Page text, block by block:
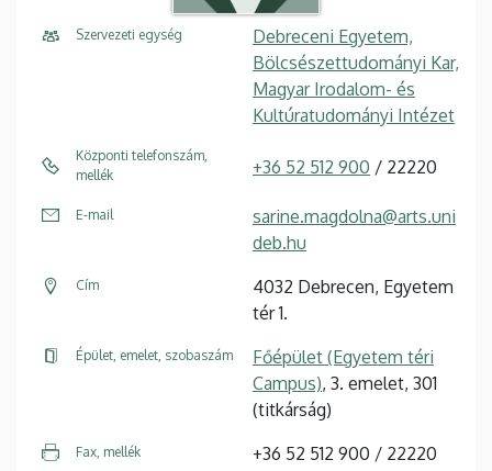
Szervezeti egység
Debreceni Egyetem,
Bölcsészettudományi Kar,
Magyar Irodalom- és
Kultúratudományi Intézet
Központi telefonszám,
mellék
+36 52 512 900 / 22220
E-mail
sarine.magdolna@arts.uni
deb.hu
Cím
4032 Debrecen, Egyetem
tér 1.
Épület, emelet, szobaszám
Főépület (Egyetem téri
Campus), 3. emelet, 301
(titkárság)
Fax, mellék +36 52 512 900 / 22220